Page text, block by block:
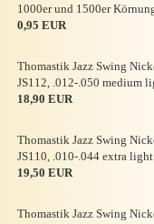
1000er und 1500er
0,95 EUR
Tho­mas­tik Jazz Swing
JS112, .012-.050 me­di­um
18,90 EUR
Tho­mas­tik Jazz Swing
JS110, .010-.044 extra light
19,50 EUR
Tho­mas­tik Jazz Swing